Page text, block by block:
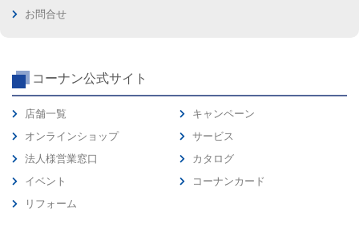
お問合せ
コーナン公式サイト
店舗一覧
オンラインショップ
法人様営業窓口
イベント
リフォーム
キャンペーン
サービス
カタログ
コーナンカード